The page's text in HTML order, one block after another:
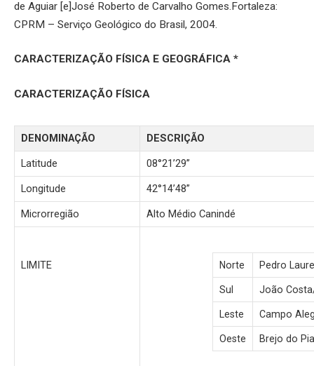
de Aguiar [e]José Roberto de Carvalho Gomes.Fortaleza:
CPRM – Serviço Geológico do Brasil, 2004.
CARACTERIZAÇÃO FÍSICA E GEOGRÁFICA *
CARACTERIZAÇÃO FÍSICA
DENOMINAÇÃO
DESCRIÇÃO
Latitude
08°21’29”
Longitude
42°14’48”
Microrregião
Alto Médio Canindé
LIMITE Norte Pedro
Sul João
Leste Campo
Oeste Brejo do